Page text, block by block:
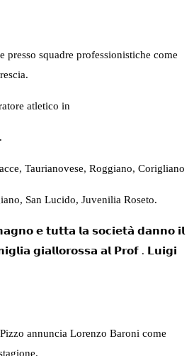
presso squadre professionistiche come
atletico in
Taurianovese, Roggiano, Corigliano
San Lucido, Juvenilia Roseto.
𝗲 𝘁𝘂𝘁𝘁𝗮 𝗹𝗮 𝘀𝗼𝗰𝗶𝗲𝘁𝗮̀ 𝗱𝗮𝗻𝗻𝗼 𝗶𝗹
𝗴𝗶𝗮𝗹𝗹𝗼𝗿𝗼𝘀𝘀𝗮 𝗮𝗹 𝗣𝗿𝗼𝗳 . 𝗟𝘂𝗶𝗴𝗶
annuncia Lorenzo Baroni come